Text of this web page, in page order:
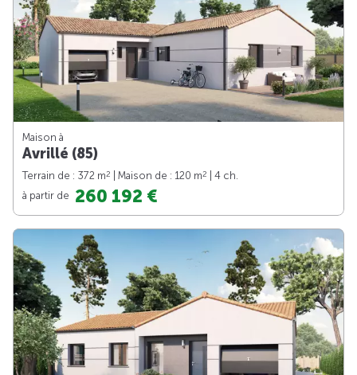
Maison à
Avrillé (85)
Terrain de : 372 m2 | Maison de : 120 m2
| 4 ch.
à partir de 260 192 €